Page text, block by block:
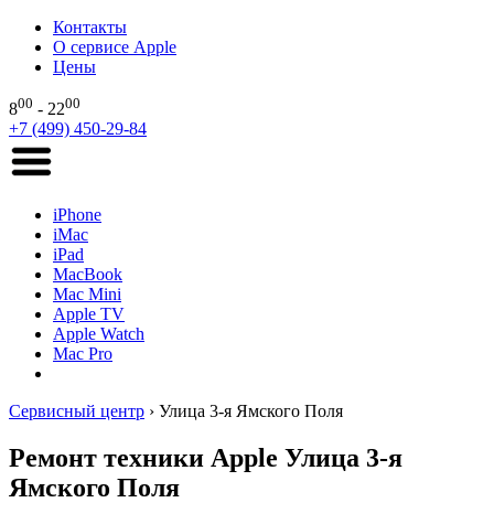
Контакты
О сервисе Apple
Цены
800 - 2200
+7 (499) 450-29-84
iPhone
iMac
iPad
MacBook
Mac Mini
Apple TV
Apple Watch
Mac Pro
Сервисный центр › Улица 3-я Ямского Поля
Ремонт техники Apple Улица 3-я
Ямского Поля